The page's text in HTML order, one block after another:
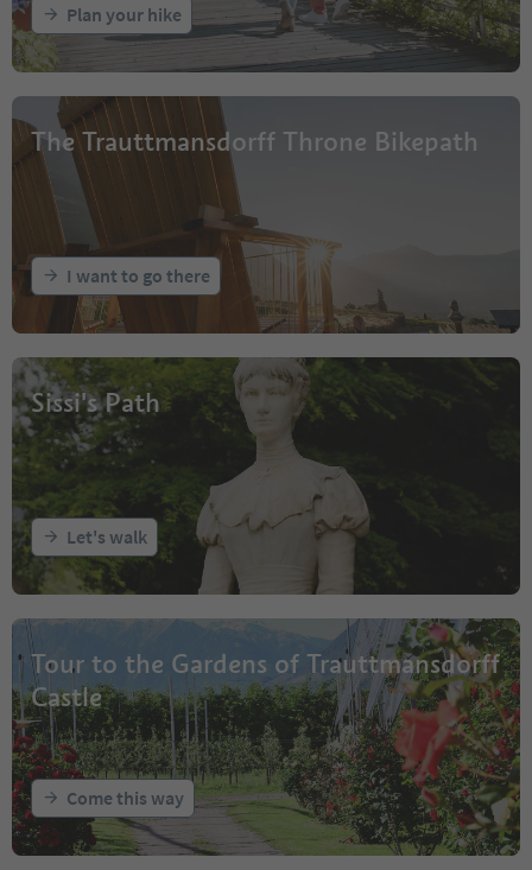
Plan your hike
The Trauttmansdorff Throne Bikepath
I want to go there
Sissi's Path
Let's walk
Tour to the Gardens of Trauttmansdorff
Castle
Come this way